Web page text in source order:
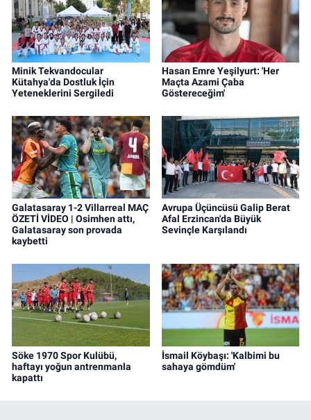
Minik Tekvandocular
Kütahya'da Dostluk İçin
Yeteneklerini Sergiledi
Hasan Emre Yeşilyurt: 'Her
Maçta Azami Çaba
Göstereceğim'
Galatasaray 1-2 Villarreal MAÇ
ÖZETİ VİDEO | Osimhen attı,
Galatasaray son provada
kaybetti
Avrupa Üçüncüsü Galip Berat
Afal Erzincan'da Büyük
Sevinçle Karşılandı
Söke 1970 Spor Kulübü,
haftayı yoğun antrenmanla
kapattı
İsmail Köybaşı: 'Kalbimi bu
sahaya gömdüm'